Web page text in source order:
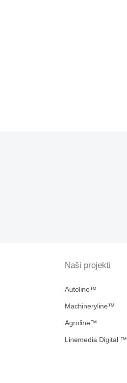
Naši projekti
Autoline™
Machineryline™
Agroline™
Linemedia Digital ™